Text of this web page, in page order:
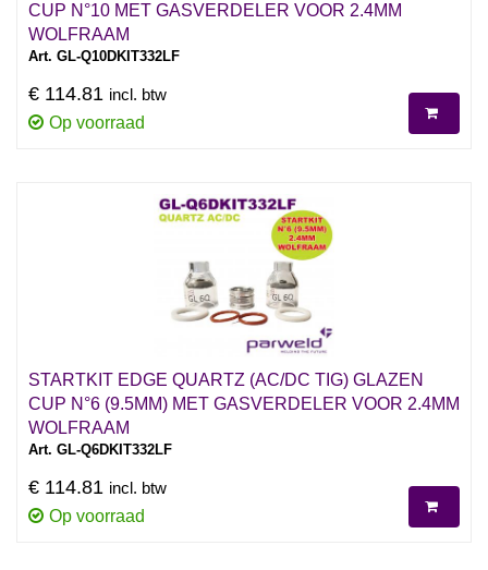
CUP N°10 MET GASVERDELER VOOR 2.4MM
WOLFRAAM
Art. GL-Q10DKIT332LF
€ 114.81 incl. btw
Op voorraad
STARTKIT EDGE QUARTZ (AC/DC TIG) GLAZEN
CUP N°6 (9.5MM) MET GASVERDELER VOOR 2.4MM
WOLFRAAM
Art. GL-Q6DKIT332LF
€ 114.81 incl. btw
Op voorraad